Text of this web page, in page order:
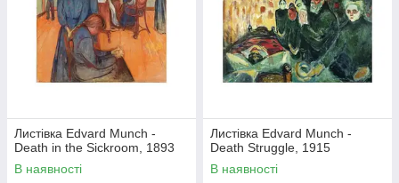
Листівка Edvard Munch -
Death in the Sickroom, 1893
В наявності
Листівка Edvard Munch -
Death Struggle, 1915
В наявності